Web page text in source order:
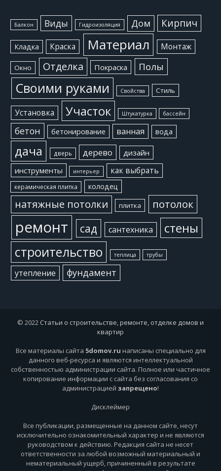
Балкон Виды Гидроизоляция Дом Кирпич
Кладка Краска Материал Монтаж
Окно Отделка Покраска Полы
Своими руками Свойства Стиль
Установка Участок Штукатурка бассейн
бетон бетонирование ванная вода
дача дверь дерево
дизайн
инструменты
интерьер как выбрать
керамическая плитка колодец
натяжные потолки плитка потолок
ремонт сад сантехника
стены
строительство
теплица трубы
утепление фундамент
© 2022 Статьи о строительстве, ремонте, отделке домов и
квартир
Все материалы сайта 5domov.ru написаны специально для
данного веб-ресурса и являются интеллектуальной
собственностью администрации сайта. Полное или частичное
копирование информации с сайта без согласования со
администрацией запрещено!
Дисклеймер
Все публикации, размещенные на данном сайте, несут
исключительно ознакомительный характер и не являются
руководством к действию. Редакция сайта не несет
ответственности за любой возможный материальный и
нематериальный ущерб, причиненный в результате